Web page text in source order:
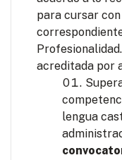
para cursar
acreditada por
lengua